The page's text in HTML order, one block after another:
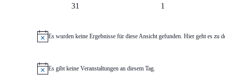
0
31
01
HinweisEs wur­den kei­ne Er­geb­nis­se für die­se An­sicht ge­fun­den. Hier geht es zu
HinweisEs gibt kei­ne Ver­an­stal­tun­gen an die­sem Tag.